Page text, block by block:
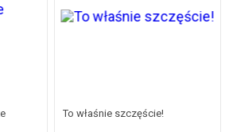
To właśnie szczęście!